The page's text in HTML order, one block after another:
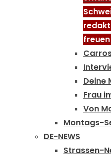
Deine
Frau
Von
Montags-
DE-NEWS
Strassen-